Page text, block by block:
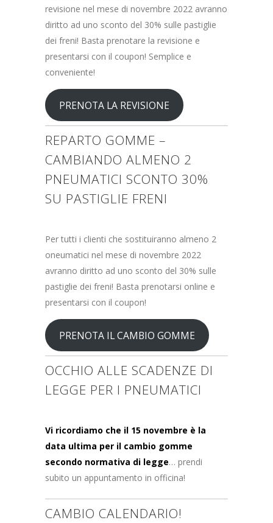
revisione nel mese di novembre 2022 avranno
diritto ad uno sconto del 30% sulle pastiglie
dei freni! Basta prenotare la revisione e
presentarsi con il coupon! Semplice e
conveniente!
PRENOTA LA REVISIONE
REPARTO GOMME –
CAMBIANDO ALMENO 2
PNEUMATICI SCONTO 30%
SU PASTIGLIE FRENI
Per tutti i clienti che sostituiranno almeno 2
oneumatici nel mese di novembre 2022
avranno diritto ad uno sconto del 30% sulle
pastiglie dei freni! Basta prenotarsi online e
presentarsi con il coupon!
PRENOTA IL CAMBIO GOMME
OCCHIO ALLE SCADENZE DI
LEGGE PER I PNEUMATICI
Vi ricordiamo che il 15 novembre è la
data ultima per il cambio gomme
secondo normativa di legge… prendi
subito un appuntamento in officina!
CAMBIO CALENDARIO!